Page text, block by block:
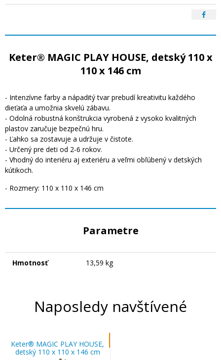
Keter® MAGIC PLAY HOUSE, detský 110 x
110 x 146 cm
- Intenzívne farby a nápaditý tvar prebudí kreativitu každého
dieťaťa a umožnia skvelú zábavu.
- Odolná robustná konštrukcia vyrobená z vysoko kvalitných
plastov zaručuje bezpečnú hru.
- Ľahko sa zostavuje a udržuje v čistote.
- Určený pre deti od 2-6 rokov.
- Vhodný do interiéru aj exteriéru a veľmi obľúbený v detských
kútikoch.
- Rozmery: 110 x 110 x 146 cm
Parametre
Hmotnosť 13,59 kg
Naposledy navštívené
Keter® MAGIC PLAY HOUSE,
detský 110 x 110 x 146 cm